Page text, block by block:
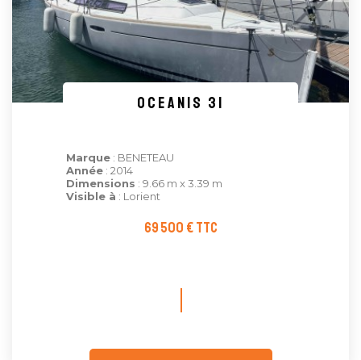
OCEANIS 31
Marque: BENETEAU
Année: 2014
Dimensions : 9.66 m x 3.39 m
Visible à : Lorient
69 500 € TTC